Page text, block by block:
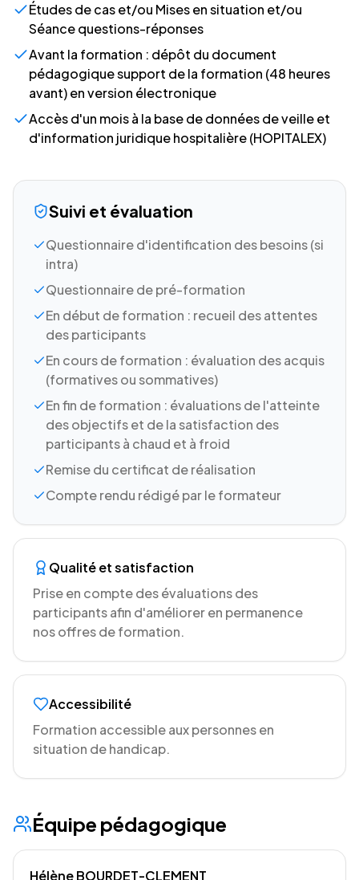
Études de cas et/ou Mises en situation et/ou
Séance questions-réponses
Avant la formation : dépôt du document
pédagogique support de la formation (48 heures
avant) en version électronique
Accès d'un mois à la base de données de veille et
d'information juridique hospitalière (HOPITALEX)
Suivi et évaluation
Questionnaire d'identification des besoins (si
intra)
Questionnaire de pré-formation
En début de formation : recueil des attentes
des participants
En cours de formation : évaluation des acquis
(formatives ou sommatives)
En fin de formation : évaluations de l'atteinte
des objectifs et de la satisfaction des
participants à chaud et à froid
Remise du certificat de réalisation
Compte rendu rédigé par le formateur
Qualité et satisfaction
Prise en compte des évaluations des
participants afin d'améliorer en permanence
nos offres de formation.
Accessibilité
Formation accessible aux personnes en
situation de handicap.
Équipe pédagogique
Hélène BOURDET-CLEMENT